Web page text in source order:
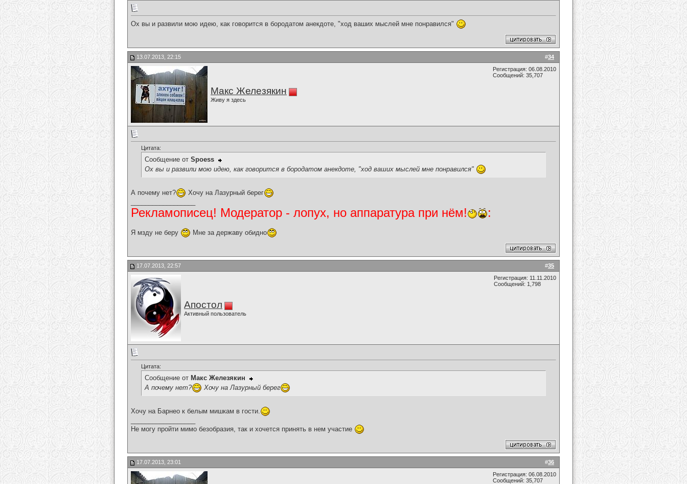
Ох вы и развили мою идею, как говорится в бородатом анекдоте, "ход ваших мыслей мне понравился"
#34
13.07.2013, 22:15
Макс Железякин
Живу я здесь
Регистрация: 06.08.2010
Сообщений: 35,707
Цитата:
Сообщение от Spoess
Ох вы и развили мою идею, как говорится в бородатом анекдоте, "ход ваших мыслей мне понравился"
А почему нет?
Хочу на Лазурный берег
Рекламописец! Модератор - лопух, но аппаратура при нём! :
Я мзду не беру Мне за державу обидно
#35
17.07.2013, 22:57
Апостол
Активный пользователь
Регистрация: 11.11.2010
Сообщений: 1,798
Цитата:
Сообщение от Макс Железякин
А почему нет?
Хочу на Лазурный берег
Хочу на Барнео к белым мишкам в гости.
Не могу пройти мимо безобразия, так и хочется принять в нем участие
#36
17.07.2013, 23:01
Регистрация: 06.08.2010
Сообщений: 35,707